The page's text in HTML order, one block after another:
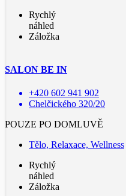
Rychlý
náhled
Záložka
SALON BE IN
+420 602 941 902
Chelčického 320/20
POUZE PO DOMLUVĚ
Tělo, Relaxace, Wellness
Rychlý
náhled
Záložka